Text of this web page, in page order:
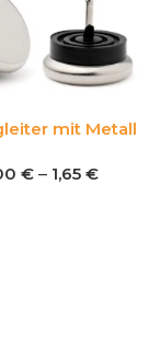
mit Metall
€ – 1,65 €